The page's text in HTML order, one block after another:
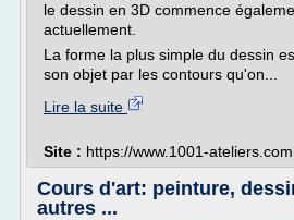
le dessin en 3D commence
actuellement.
La forme la plus simple du dessin
son objet par les contours qu'on...
Lire la suite
Site : https://www.1001-ateliers.com
Cours d'art: peinture,
autres ...